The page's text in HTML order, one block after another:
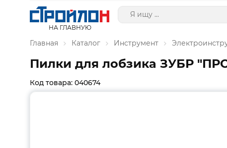
НА ГЛАВНУЮ
Главная Каталог Инструмент
Пилки для лобзика ЗУБР
Код товара: 040674